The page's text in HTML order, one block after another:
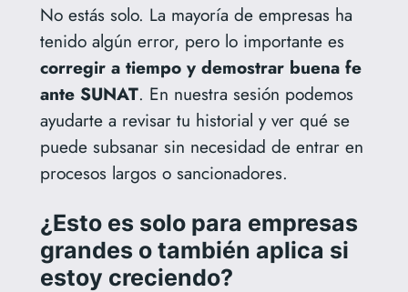
No estás solo. La mayoría de empresas ha
tenido algún error, pero lo importante es
corregir a tiempo y demostrar buena fe
ante SUNAT. En nuestra sesión podemos
ayudarte a revisar tu historial y ver qué se
puede subsanar sin necesidad de entrar en
procesos largos o sancionadores.
¿Esto es solo para empresas
grandes o también aplica si
estoy creciendo?